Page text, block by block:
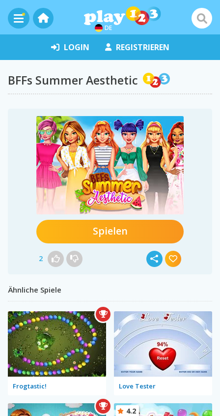
DE
LOGIN REGISTRIEREN
BFFs Summer Aesthetic
Spielen
2
Ähnliche Spiele
Frogtastic! Love Tester
4.2